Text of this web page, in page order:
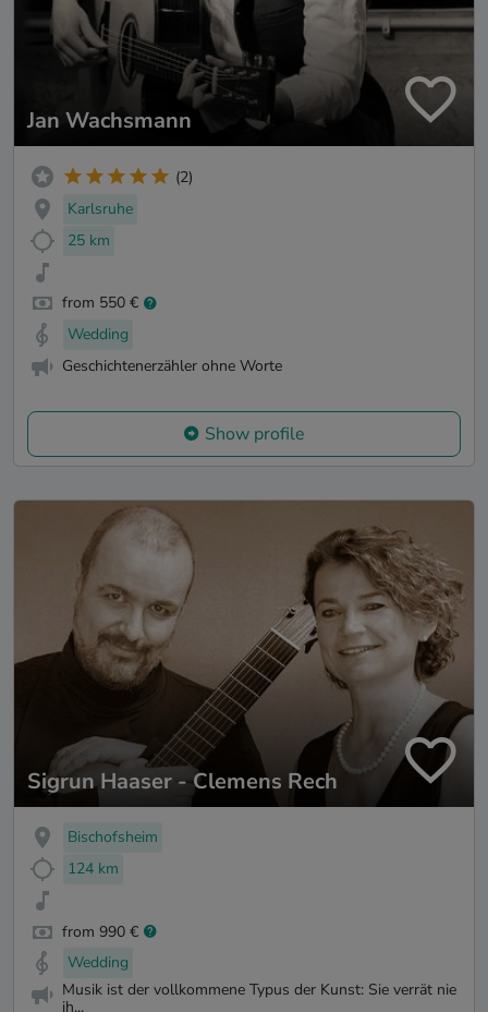
Jan Wachsmann
(2)
Karlsruhe
25 km
from 550 €
Wedding
Geschichtenerzähler ohne Worte
Show profile
Sigrun Haaser - Clemens Rech
Bischofsheim
124 km
from 990 €
Wedding
Musik ist der vollkommene Typus der Kunst: Sie verrät nie
ih...